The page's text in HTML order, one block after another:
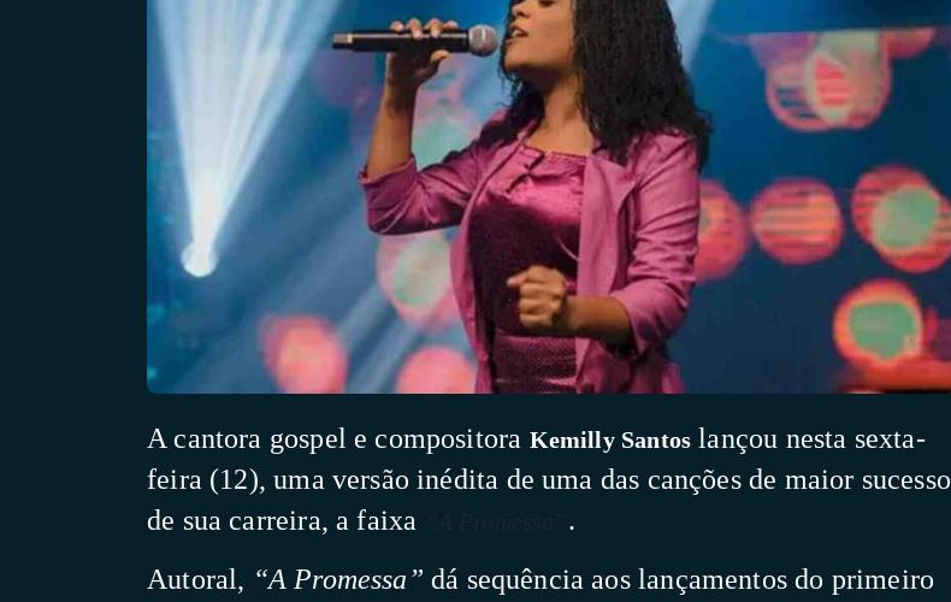
A cantora gospel e compositora Kemilly Santos lançou nesta sexta-
feira (12), uma versão inédita de uma das canções de maior sucesso
de sua carreira, a faixa “A Promessa”.
Autoral, “A Promessa” dá sequência aos lançamentos do primeiro